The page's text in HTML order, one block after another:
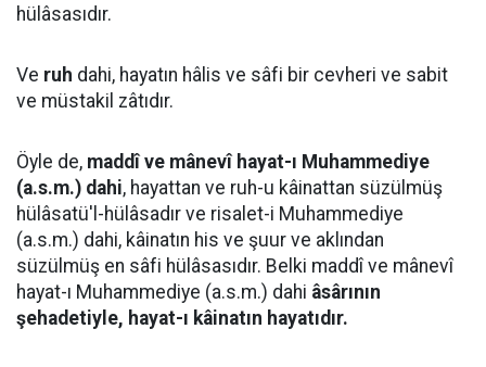
hülâsasıdır.
Ve ruh dahi, hayatın hâlis ve sâfi bir cevheri ve sabit
ve müstakil zâtıdır.
Öyle de, maddî ve mânevî hayat-ı Muhammediye
(a.s.m.) dahi, hayattan ve ruh-u kâinattan süzülmüş
hülâsatü'l-hülâsadır ve risalet-i Muhammediye
(a.s.m.) dahi, kâinatın his ve şuur ve aklından
süzülmüş en sâfi hülâsasıdır. Belki maddî ve mânevî
hayat-ı Muhammediye (a.s.m.) dahi âsârının
şehadetiyle, hayat-ı kâinatın hayatıdır.